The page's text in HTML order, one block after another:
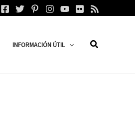
INFORMACIÓN ÚTIL